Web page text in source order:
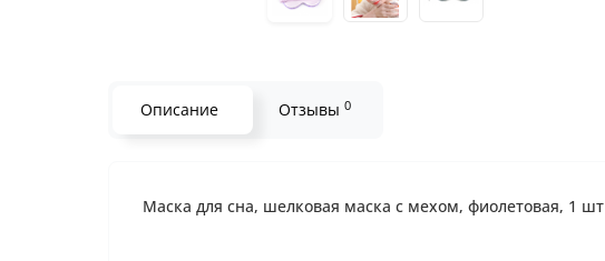
Описание Отзывы 0
Маска для сна, шелковая маска с мехом, фиолетовая, 1 шт